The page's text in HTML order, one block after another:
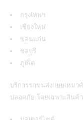
กรุงเทพฯ
เชียงใหม่
ขอนแก่น
ชลบุรี
ภูเก็ต
บริการรถขนส่งแบบเหมา
ปลอดภัย โดยเฉพาะสินค้